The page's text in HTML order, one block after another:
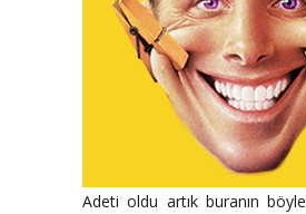
Adeti oldu artık buranın